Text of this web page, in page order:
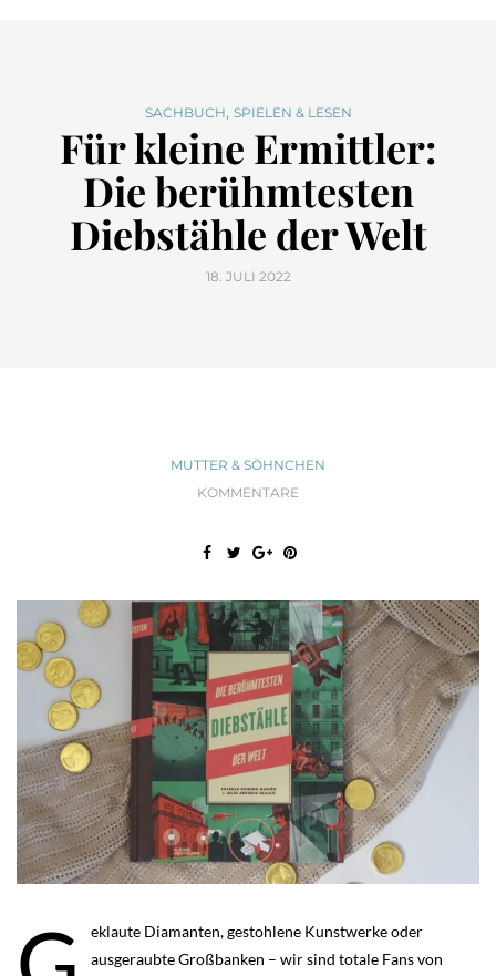
SACHBUCH, SPIELEN & LESEN
Für kleine Ermittler:
Die berühmtesten
Diebstähle der Welt
18. JULI 2022
MUTTER & SÖHNCHEN
KOMMENTARE
eklaute Diamanten, gestohlene Kunstwerke oder
ausgeraubte Großbanken – wir sind totale Fans von